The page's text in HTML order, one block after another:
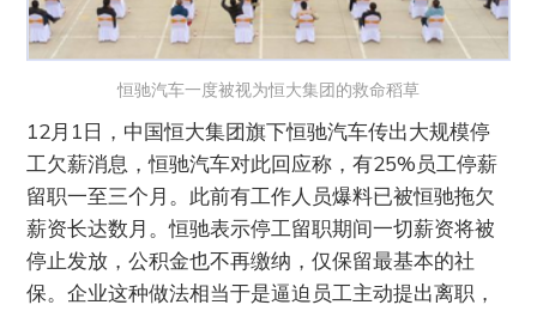
恒驰汽车一度被视为恒大集团的救命稻草
12月1日，中国恒大集团旗下恒驰汽车传出大规模停
工欠薪消息，恒驰汽车对此回应称，有25%员工停薪
留职一至三个月。此前有工作人员爆料已被恒驰拖欠
薪资长达数月。恒驰表示停工留职期间一切薪资将被
停止发放，公积金也不再缴纳，仅保留最基本的社
保。企业这种做法相当于是逼迫员工主动提出离职，